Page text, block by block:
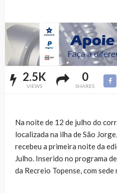
2.5K
VIEWS
0
SHARES
Na noite de 12 de julho do
localizada na ilha de São
recebeu a primeira noite da
Julho. Inserido no programa
da Recreio Topense, com sede